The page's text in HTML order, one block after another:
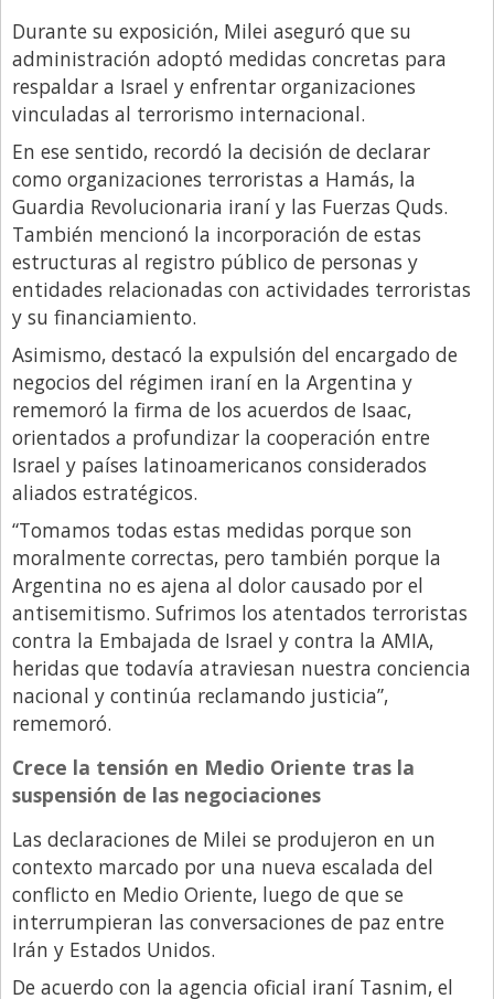
Durante su exposición, Milei aseguró que su
administración adoptó medidas concretas para
respaldar a Israel y enfrentar organizaciones
vinculadas al terrorismo internacional.
En ese sentido, recordó la decisión de declarar
como organizaciones terroristas a Hamás, la
Guardia Revolucionaria iraní y las Fuerzas Quds.
También mencionó la incorporación de estas
estructuras al registro público de personas y
entidades relacionadas con actividades terroristas
y su financiamiento.
Asimismo, destacó la expulsión del encargado de
negocios del régimen iraní en la Argentina y
rememoró la firma de los acuerdos de Isaac,
orientados a profundizar la cooperación entre
Israel y países latinoamericanos considerados
aliados estratégicos.
“Tomamos todas estas medidas porque son
moralmente correctas, pero también porque la
Argentina no es ajena al dolor causado por el
antisemitismo. Sufrimos los atentados terroristas
contra la Embajada de Israel y contra la AMIA,
heridas que todavía atraviesan nuestra conciencia
nacional y continúa reclamando justicia”,
rememoró.
Crece la tensión en Medio Oriente tras la
suspensión de las negociaciones
Las declaraciones de Milei se produjeron en un
contexto marcado por una nueva escalada del
conflicto en Medio Oriente, luego de que se
interrumpieran las conversaciones de paz entre
Irán y Estados Unidos.
De acuerdo con la agencia oficial iraní Tasnim, el